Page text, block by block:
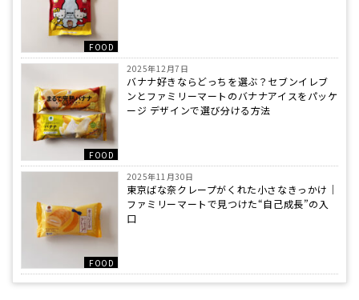
FOOD
FOOD
2025年12月7日
バナナ好きならどっちを選ぶ？セブンイレブ
ンとファミリーマートのバナナアイスをパッケ
ージ デザインで選び分ける方法
FOOD
2025年11月30日
東京ばな奈クレープがくれた小さなきっかけ｜
ファミリーマートで見つけた“自己成長”の入
口